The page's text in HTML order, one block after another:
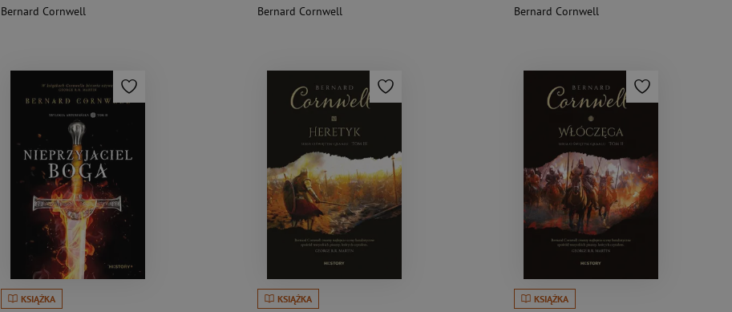
Bernard Cornwell Bernard Cornwell Bernard Cornwell
KSIĄŻKA KSIĄŻKA KSIĄŻKA